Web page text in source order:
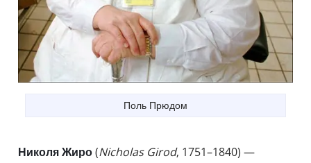
Поль Прюдом
Николя Жиро(Nicholas Girod, 1751–1840) —